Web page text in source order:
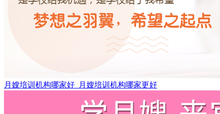
月嫂培训机构哪家好_月嫂培训机构哪家更好